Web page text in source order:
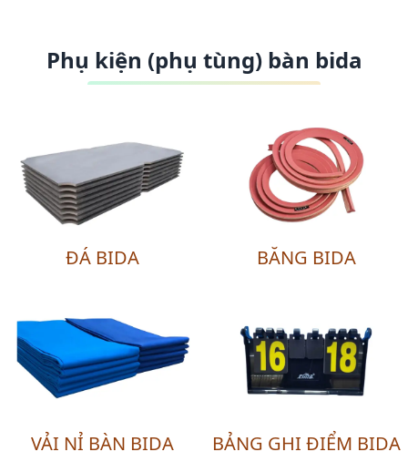
Phụ kiện (phụ tùng) bàn bida
ĐÁ BIDA BĂNG BIDA
VẢI NỈ BÀN BIDA BẢNG GHI ĐIỂM BIDA